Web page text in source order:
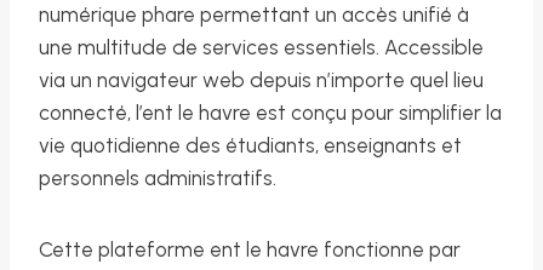
numérique phare permettant un accès unifié à
une multitude de services essentiels. Accessible
via un navigateur web depuis n’importe quel lieu
connecté, l’ent le havre est conçu pour simplifier la
vie quotidienne des étudiants, enseignants et
personnels administratifs.
Cette plateforme ent le havre fonctionne par